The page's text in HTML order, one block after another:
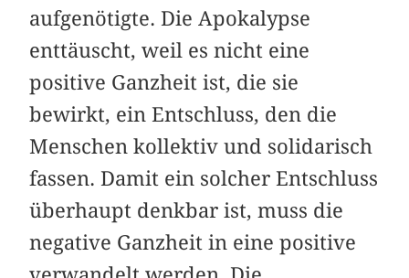
aufgenötigte. Die Apokalypse
enttäuscht, weil es nicht eine
positive Ganzheit ist, die sie
bewirkt, ein Entschluss, den die
Menschen kollektiv und solidarisch
fassen. Damit ein solcher Entschluss
überhaupt denkbar ist, muss die
negative Ganzheit in eine positive